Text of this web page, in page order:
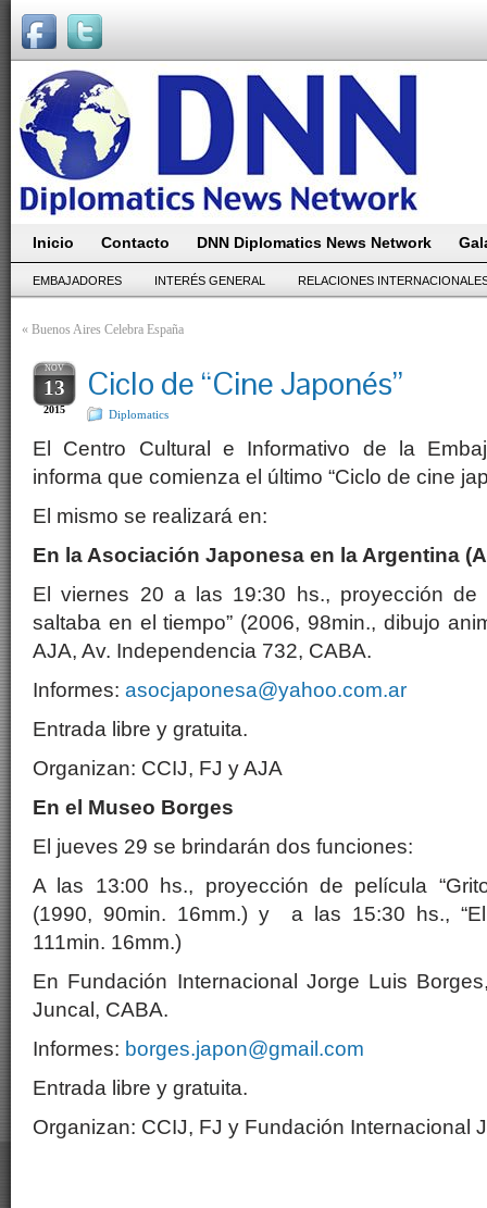
Inicio Contacto DNN Diplomatics News Network
EMBAJADORES INTERÉS GENERAL RELACIONES
« Buenos Aires Celebra España
NOV
13
2015
Ciclo de “Cine Japonés”
Diplomatics
El Centro Cultural e Informativo de la
informa que comienza el último “Ciclo de cine
El mismo se realizará en:
En la Asociación Japonesa en la Argentina
El viernes 20 a las 19:30 hs., proyección de
saltaba en el tiempo” (2006, 98min., dibujo
AJA, Av. Independencia 732, CABA.
Informes: asocjaponesa@yahoo.com.ar
Entrada libre y gratuita.
Organizan: CCIJ, FJ y AJA
En el Museo Borges
El jueves 29 se brindarán dos funciones:
A las 13:00 hs., proyección de película
(1990, 90min. 16mm.) y a las 15:30 hs.,
111min. 16mm.)
En Fundación Internacional Jorge Luis
Juncal, CABA.
Informes: borges.japon@gmail.com
Entrada libre y gratuita.
Organizan: CCIJ, FJ y Fundación Internacional